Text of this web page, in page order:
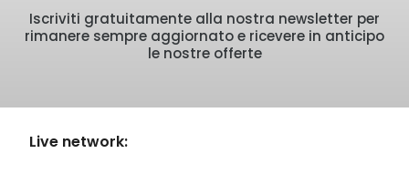
Iscriviti gratuitamente alla nostra newsletter per
rimanere sempre aggiornato e ricevere in anticipo
le nostre offerte
Live network: